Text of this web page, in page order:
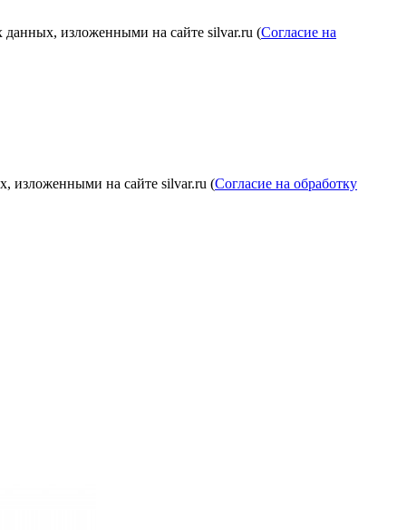
данных, изложенными на сайте silvar.ru (Согласие на
изложенными на сайте silvar.ru (Согласие на обработку